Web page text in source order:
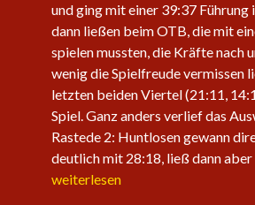
und ging mit einer 39:37 Führung
dann ließen beim OTB, die mit
spielen mussten, die Kräfte nach
wenig die Spielfreude vermissen
letzten beiden Viertel (21:11,
Spiel. Ganz anders verlief das
Rastede 2: Huntlosen gewann
deutlich mit 28:18, ließ dann
weiterlesen